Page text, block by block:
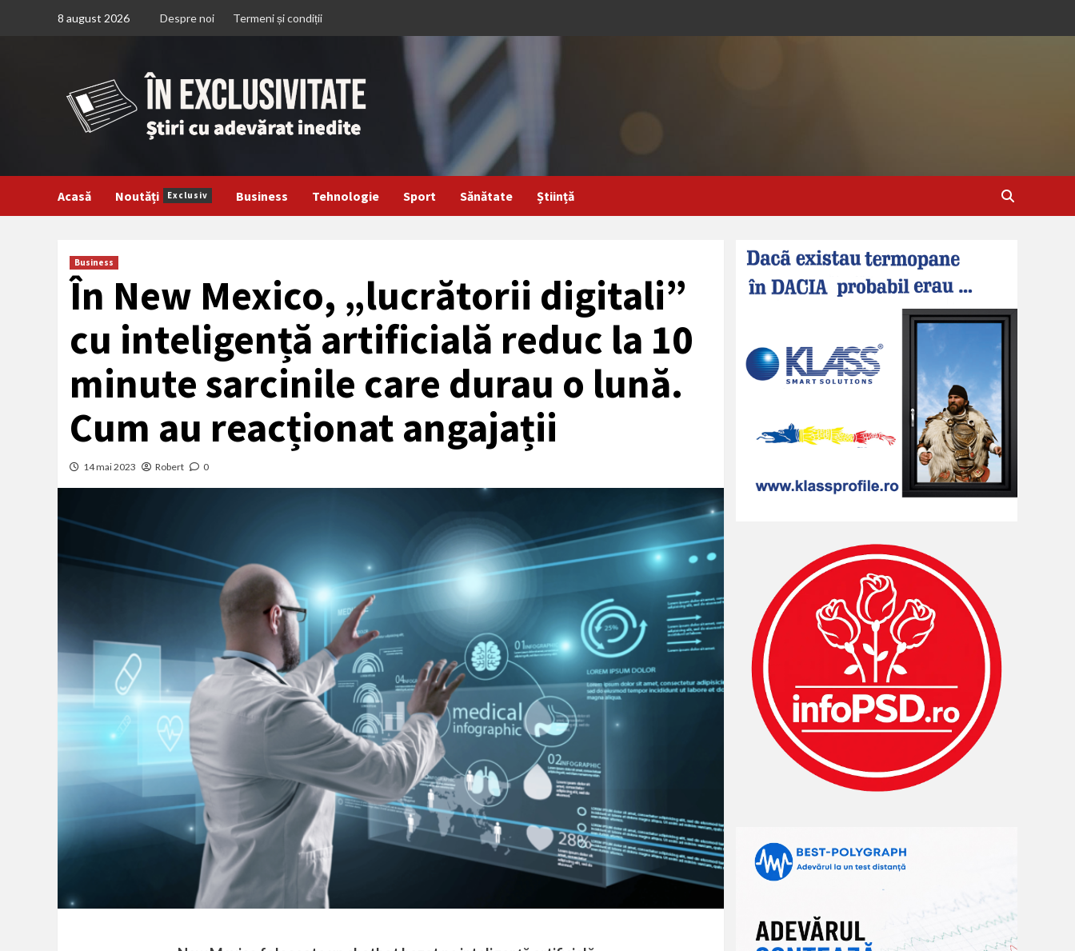
8 august 2026 Despre noi Termeni și condiții
Acasă Noutăți Exclusiv Business Tehnologie Sport Sănătate Știință
Business
În New Mexico, „lucrătorii digitali”
cu inteligență artificială reduc la 10
minute sarcinile care durau o lună.
Cum au reacționat angajații
14 mai 2023 Robert 0